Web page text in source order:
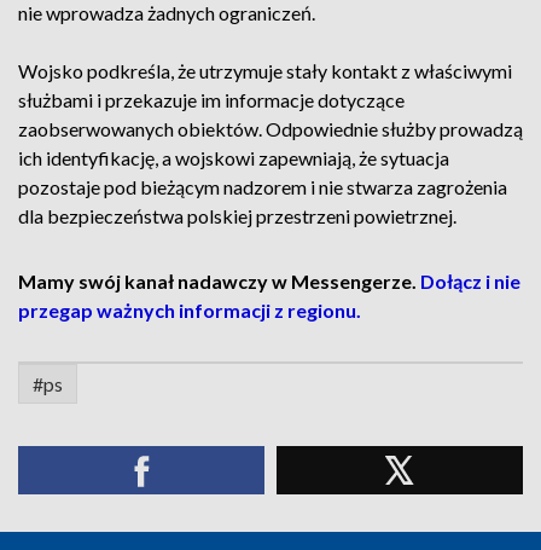
nie wprowadza żadnych ograniczeń.
Wojsko podkreśla, że utrzymuje stały kontakt z właściwymi
służbami i przekazuje im informacje dotyczące
zaobserwowanych obiektów. Odpowiednie służby prowadzą
ich identyfikację, a wojskowi zapewniają, że sytuacja
pozostaje pod bieżącym nadzorem i nie stwarza zagrożenia
dla bezpieczeństwa polskiej przestrzeni powietrznej.
Mamy swój kanał nadawczy w Messengerze. Dołącz i nie
przegap ważnych informacji z regionu.
#ps